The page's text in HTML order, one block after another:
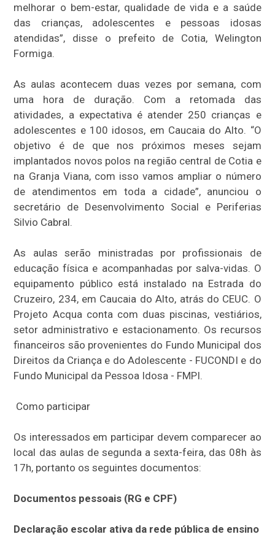
melhorar o bem-estar, qualidade de vida e a saúde
das crianças, adolescentes e pessoas idosas
atendidas”, disse o prefeito de Cotia, Welington
Formiga.
As aulas acontecem duas vezes por semana, com
uma hora de duração. Com a retomada das
atividades, a expectativa é atender 250 crianças e
adolescentes e 100 idosos, em Caucaia do Alto. “O
objetivo é de que nos próximos meses sejam
implantados novos polos na região central de Cotia e
na Granja Viana, com isso vamos ampliar o número
de atendimentos em toda a cidade”, anunciou o
secretário de Desenvolvimento Social e Periferias
Silvio Cabral.
As aulas serão ministradas por profissionais de
educação física e acompanhadas por salva-vidas. O
equipamento público está instalado na Estrada do
Cruzeiro, 234, em Caucaia do Alto, atrás do CEUC. O
Projeto Acqua conta com duas piscinas, vestiários,
setor administrativo e estacionamento. Os recursos
financeiros são provenientes do Fundo Municipal dos
Direitos da Criança e do Adolescente - FUCONDI e do
Fundo Municipal da Pessoa Idosa - FMPI.
Como participar
Os interessados em participar devem comparecer ao
local das aulas de segunda a sexta-feira, das 08h às
17h, portanto os seguintes documentos:
Documentos pessoais (RG e CPF)
Declaração escolar ativa da rede pública de ensino